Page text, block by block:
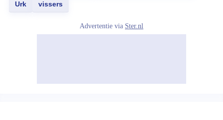
Urk vissers
Advertentie via Ster.nl